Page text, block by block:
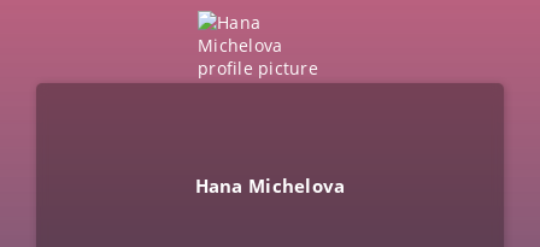
Hana Michelova